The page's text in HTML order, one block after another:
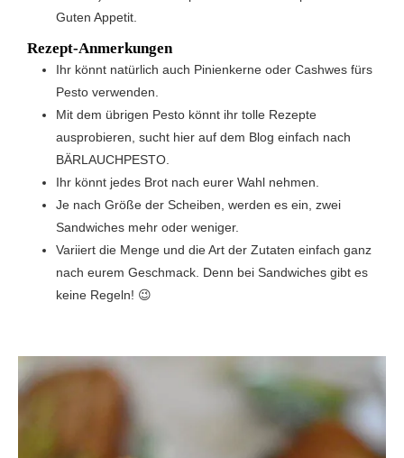
Guten Appetit.
Rezept-Anmerkungen
Ihr könnt natürlich auch Pinienkerne oder Cashwes fürs
Pesto verwenden.
Mit dem übrigen Pesto könnt ihr tolle Rezepte
ausprobieren, sucht hier auf dem Blog einfach nach
BÄRLAUCHPESTO.
Ihr könnt jedes Brot nach eurer Wahl nehmen.
Je nach Größe der Scheiben, werden es ein, zwei
Sandwiches mehr oder weniger.
Variiert die Menge und die Art der Zutaten einfach ganz
nach eurem Geschmack. Denn bei Sandwiches gibt es
keine Regeln! 😉